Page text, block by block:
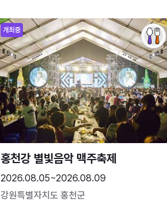
개최중
홍천강 별빛음악 맥주축제
2026.08.05~2026.08.09
강원특별자치도 홍천군